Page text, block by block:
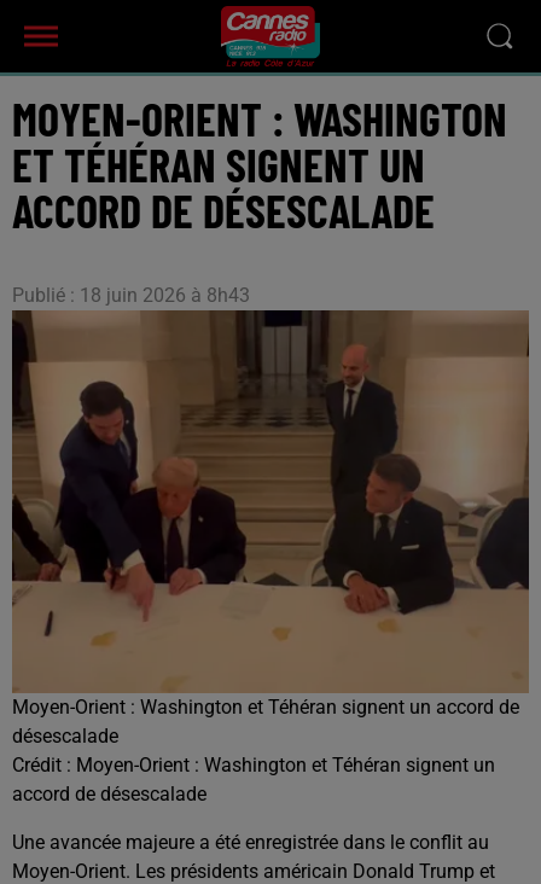
MOYEN-ORIENT : WASHINGTON
ET TÉHÉRAN SIGNENT UN
ACCORD DE DÉSESCALADE
Publié : 18 juin 2026 à 8h43
Moyen-Orient : Washington et Téhéran signent un accord de
désescalade
Crédit : Moyen-Orient : Washington et Téhéran signent un
accord de désescalade
Une avancée majeure a été enregistrée dans le conflit au
Moyen-Orient. Les présidents américain Donald Trump et